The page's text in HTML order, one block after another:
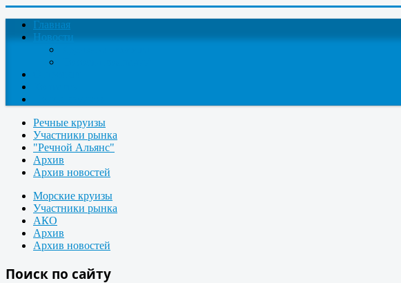
Главная
Новости
Речные круизы
Участники рынка
"Речной Альянс"
Архив
Архив новостей
Морские круизы
Участники рынка
АКО
Архив
Архив новостей
Поиск по сайту